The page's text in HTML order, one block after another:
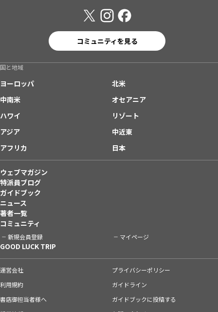
コミュニティを見る
国と地域
ヨーロッパ
北米
中南米
オセアニア
ハワイ
リゾート
アジア
中近東
アフリカ
日本
ウェブマガジン
特派員ブログ
ガイドブック
ニュース
著者一覧
コミュニティ
新規会員登録 マイページ
GOOD LUCK TRIP
運営会社
プライバシーポリシー
利用規約
ガイドライン
書店御担当者様へ
ガイドブックに投稿する